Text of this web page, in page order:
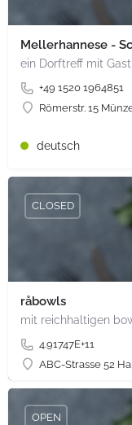
Mellerhannese -
+49 1520 1964851
Römerstr. 15
deutsch
råbowls
4.91747E+11
ABC-Strasse 52
CLOSED
OPEN